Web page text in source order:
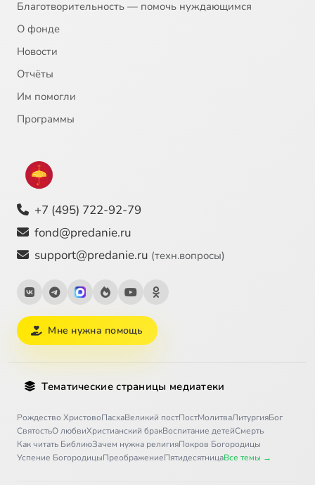
Благотворительность — помочь нуждающимся
О фонде
Новости
Отчёты
Им помогли
Программы
+7 (495) 722-92-79
fond@predanie.ru
support@predanie.ru (техн.вопросы)
Мне нужна помощь
Тематические страницы медиатеки
Рождество ХристовоПасхаВеликий постПостМолитваЛитургияБог
СвятостьО любвиХристианский бракВоспитание детейСмерть
Как читать БиблиюЗачем нужна религияПокров Богородицы
Успение БогородицыПреображениеПятидесятницаВсе темы →